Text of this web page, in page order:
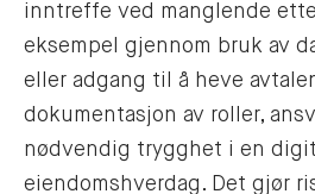
inntreffe ved manglende
eksempel gjennom bruk av
eller adgang til å heve
dokumentasjon av roller,
nødvendig trygghet i en
eiendomshverdag. Det gjør